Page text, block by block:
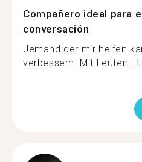
Compañero ideal para
conversación
Jemand der mir helfen
verbessern. Mit Leuten...